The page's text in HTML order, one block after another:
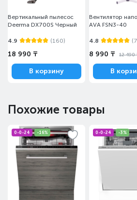
Вертикальный пылесос
Deerma DX700S Черный
4.9 (160)
18 990 ₸
В корзину
Вентилятор
AVA FSN3-40
4.8
8 990 ₸ 12 490
В
Похожие товары
0-0-24 -16% 0-0-24 -3%